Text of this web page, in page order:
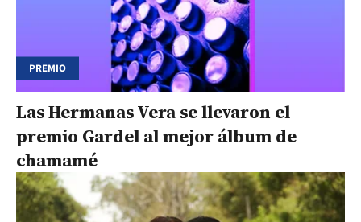
PREMIO
Las Hermanas Vera se llevaron el
premio Gardel al mejor álbum de
chamamé